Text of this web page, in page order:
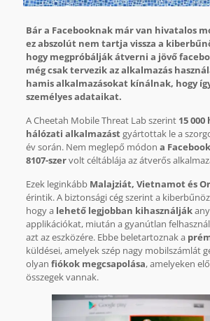
Bár a Facebooknak már van hivatalos
ez abszolút nem tartja vissza a
hogy megpróbálják átverni a jövő
még csak tervezik az alkalmazás
hamis alkalmazásokat kínálnak, hogy
személyes adataikat.
A Cheetah Mobile Threat Lab szerint 15
hálózati alkalmazástgyártottak le a
év során. Nem meglepő módon a
8107-szervolt céltáblája az átverős
Ezek leginkább Malajziát, Vietnamot és
érintik. A biztonsági cég szerint a
hogy a lehető legjobban kihasználják
applikációkat, miután a gyanútlan
azt az eszközére. Ebbe beletartoznak a
küldései, amelyek szép nagy mobilszámlát
olyan fiókok megcsapolása, amelyeken
összegek vannak.